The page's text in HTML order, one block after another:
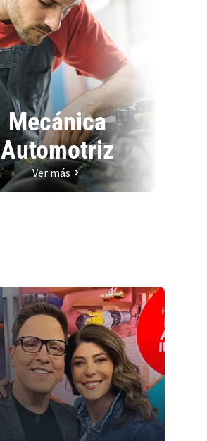
Mecánica
Automotriz
Ver más